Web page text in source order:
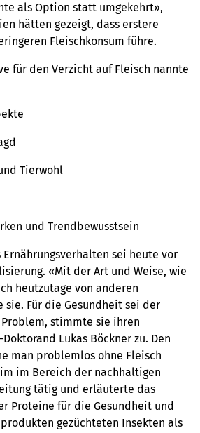
als Option statt umgekehrt»,
hätten gezeigt, dass erstere
Fleischkonsum führe.
für den Verzicht auf Fleisch nannte
Tierwohl
und Trendbewusstsein
sei heute vor
«Mit der Art und Weise, wie
heutzutage von anderen
sie. Für die Gesundheit sei der
stimmte sie ihren
Lukas Böckner zu. Den
man problemlos ohne Fleisch
im Bereich der nachhaltigen
tätig und erläuterte das
Proteine für die Gesundheit und
gezüchteten Insekten als